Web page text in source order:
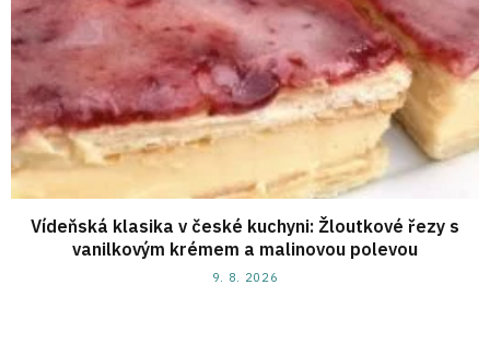
Vídeňská klasika v české kuchyni: Žloutkové řezy s
vanilkovým krémem a malinovou polevou
9. 8. 2026